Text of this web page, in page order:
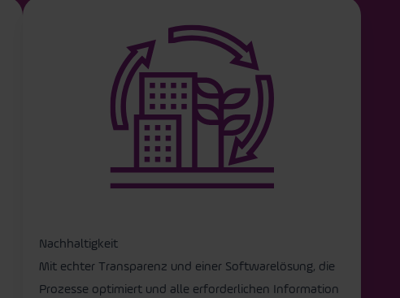
Nachhaltigkeit
Mit echter Transparenz und einer Softwarelösung, die
Prozesse optimiert und alle erforderlichen Information